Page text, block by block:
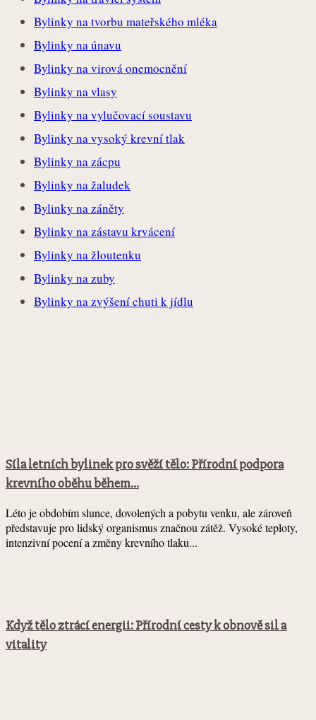
Bylinky na tvorbu mateřského mléka
Bylinky na únavu
Bylinky na virová onemocnění
Bylinky na vlasy
Bylinky na vylučovací soustavu
Bylinky na vysoký krevní tlak
Bylinky na zácpu
Bylinky na žaludek
Bylinky na záněty
Bylinky na zástavu krvácení
Bylinky na žloutenku
Bylinky na zuby
Bylinky na zvýšení chuti k jídlu
Síla letních bylinek pro svěží tělo: Přírodní podpora
krevního oběhu během...
Léto je obdobím slunce, dovolených a pobytu venku, ale zároveň
představuje pro lidský organismus značnou zátěž. Vysoké teploty,
intenzivní pocení a změny krevního tlaku...
Když tělo ztrácí energii: Přírodní cesty k obnově sil a
vitality